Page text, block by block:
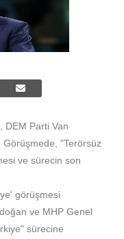
DEM Parti Van
"Terörsüz
ve sürecin son
görüşmesi
ve MHP Genel
sürecine